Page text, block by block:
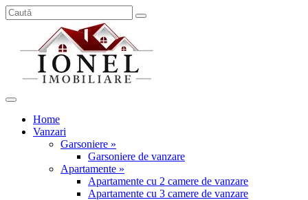
Home
Vanzari
Garsoniere »
Garsoniere de vanzare
Apartamente »
Apartamente cu 2 camere de vanzare
Apartamente cu 3 camere de vanzare